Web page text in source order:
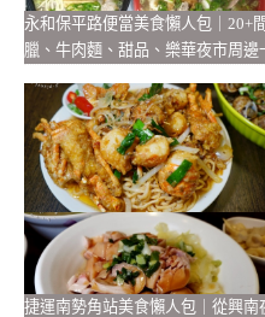
永和保平路便當美食懶人包｜20+
臘、牛肉麵、甜品、樂華夜市周邊
捷運南勢角站美食懶人包｜從興